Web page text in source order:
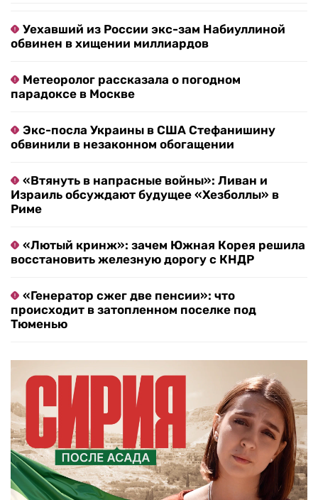
Уехавший из России экс-зам Набиуллиной
обвинен в хищении миллиардов
Метеоролог рассказала о погодном
парадоксе в Москве
Экс-посла Украины в США Стефанишину
обвинили в незаконном обогащении
«Втянуть в напрасные войны»: Ливан и
Израиль обсуждают будущее «Хезболлы» в
Риме
«Лютый кринж»: зачем Южная Корея решила
восстановить железную дорогу с КНДР
«Генератор сжег две пенсии»: что
происходит в затопленном поселке под
Тюменью